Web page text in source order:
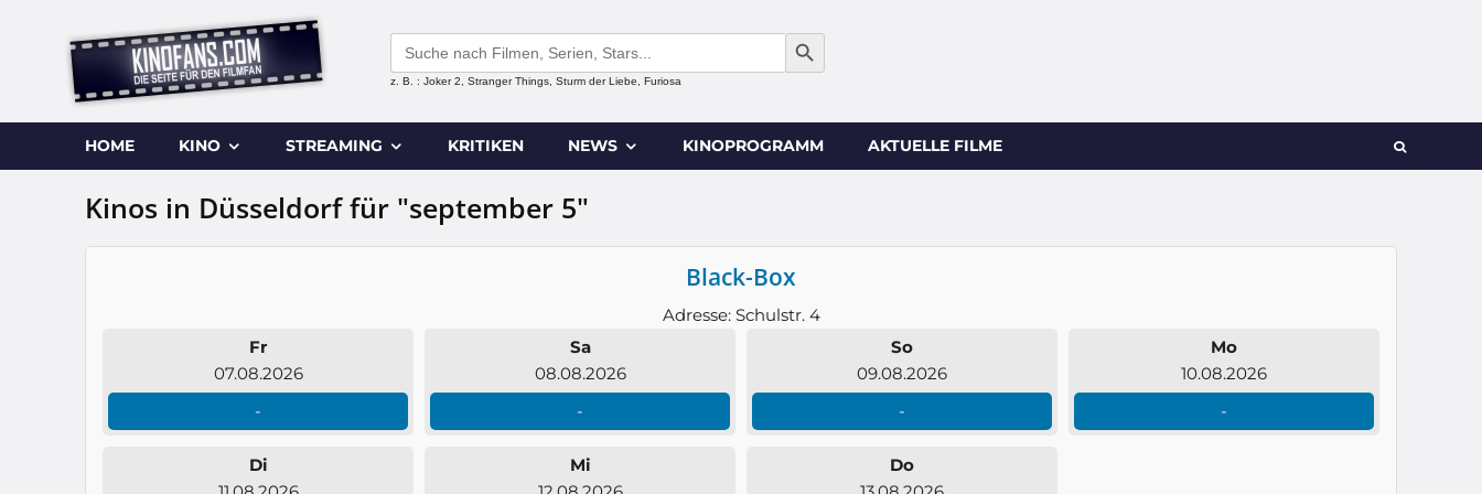
Search
for:
SEARCH BUTTON
z. B. : Joker 2, Stranger Things, Sturm der Liebe, Furiosa
HOME KINO STREAMING KRITIKEN NEWS KINOPROGRAMM AKTUELLE FILME
Kinos in Düsseldorf für "september 5"
Black-Box
Adresse: Schulstr. 4
Fr
07.08.2026
-
Sa
08.08.2026
-
So
09.08.2026
-
Mo
10.08.2026
-
Di
Mi
Do